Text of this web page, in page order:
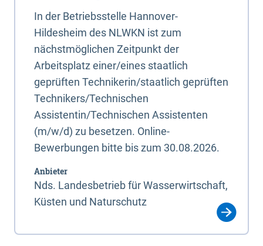
In der Betriebsstelle Hannover-
Hildesheim des NLWKN ist zum
nächstmöglichen Zeitpunkt der
Arbeitsplatz einer/eines staatlich
geprüften Technikerin/staatlich geprüften
Technikers/Technischen
Assistentin/Technischen Assistenten
(m/w/d) zu besetzen. Online-
Bewerbungen bitte bis zum 30.08.2026.
Anbieter
Nds. Landesbetrieb für Wasserwirtschaft,
Küsten und Naturschutz